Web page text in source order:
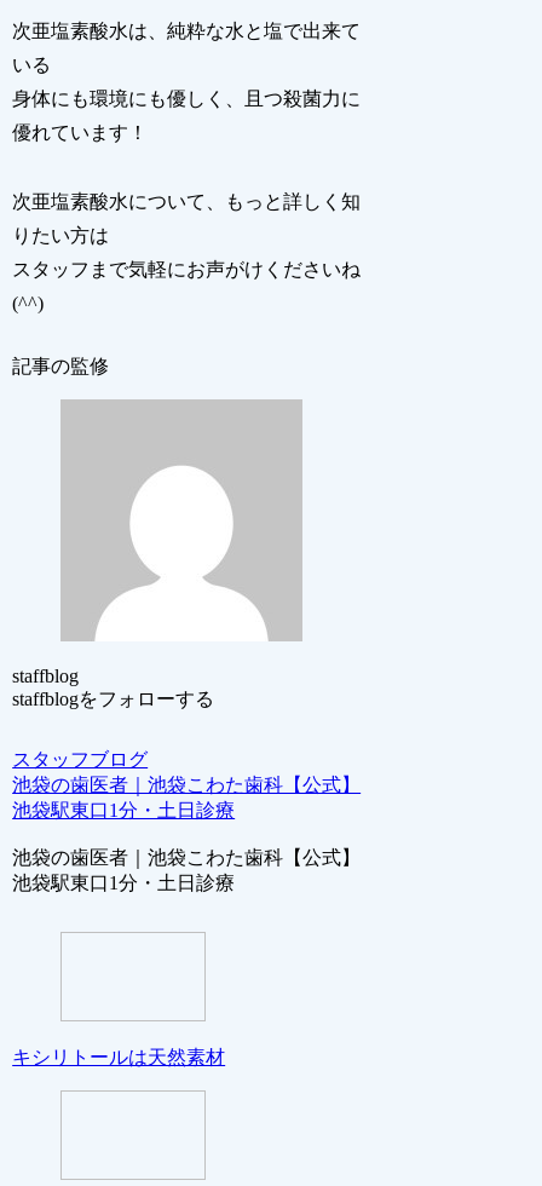
次亜塩素酸水は、純粋な水と塩で出来て
いる
身体にも環境にも優しく、且つ殺菌力に
優れています！
次亜塩素酸水について、もっと詳しく知
りたい方は
スタッフまで気軽にお声がけくださいね
(^^)
記事の監修
staffblog
staffblogをフォローする
スタッフブログ
池袋の歯医者｜池袋こわた歯科【公式】
池袋駅東口1分・土日診療
池袋の歯医者｜池袋こわた歯科【公式】
池袋駅東口1分・土日診療
キシリトールは天然素材